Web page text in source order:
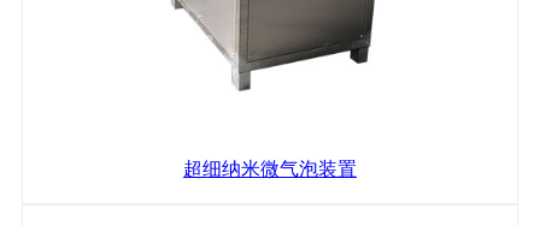
超细纳米微气泡装置